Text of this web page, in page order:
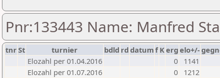
Pnr:133443 Name: Manfred
tnrSt turnier bdld rd datumf Kerg elo+/-
Elozahl per 01.04.2016
0
1141
Elozahl per 01.07.2016
0
1212